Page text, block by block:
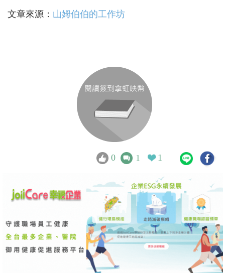
文章來源： 山姆伯伯的工作坊
0 1 1